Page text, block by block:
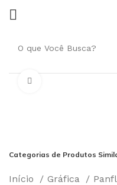
Categorias de Produtos
Início Gráfica